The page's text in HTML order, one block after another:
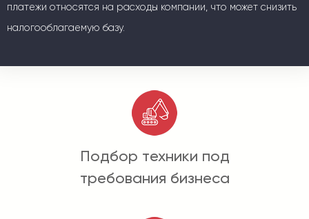
платежи относятся на расходы компании, что может снизить
налогооблагаемую базу.
Подбор техники под
требования бизнеса